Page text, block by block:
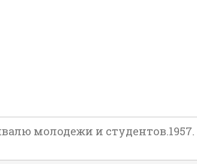
молодежи и студентов.1957.